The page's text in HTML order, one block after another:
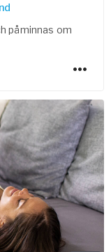
påminnas om